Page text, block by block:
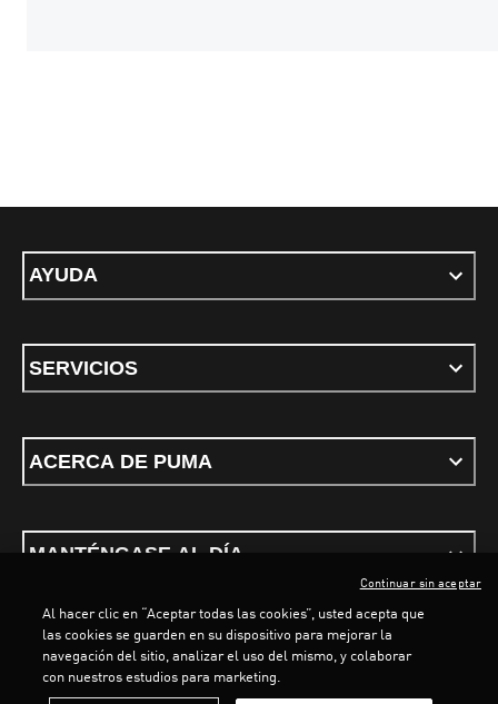
LOADING...
AYUDA
SERVICIOS
ACERCA DE PUMA
MANTÉNGASE AL DÍA
Términos y condicionesPolítica de Privacidad
Al hacer clic en “Aceptar todas las cookies”, usted acepta que
las cookies se guarden en su dispositivo para mejorar la
navegación del sitio, analizar el uso del mismo, y colaborar
con nuestros estudios para marketing.
Continuar sin aceptar